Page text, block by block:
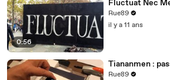
0:56
Fluctuat Nec
Rue89
il y a 11 ans
Tiananmen :
Rue89